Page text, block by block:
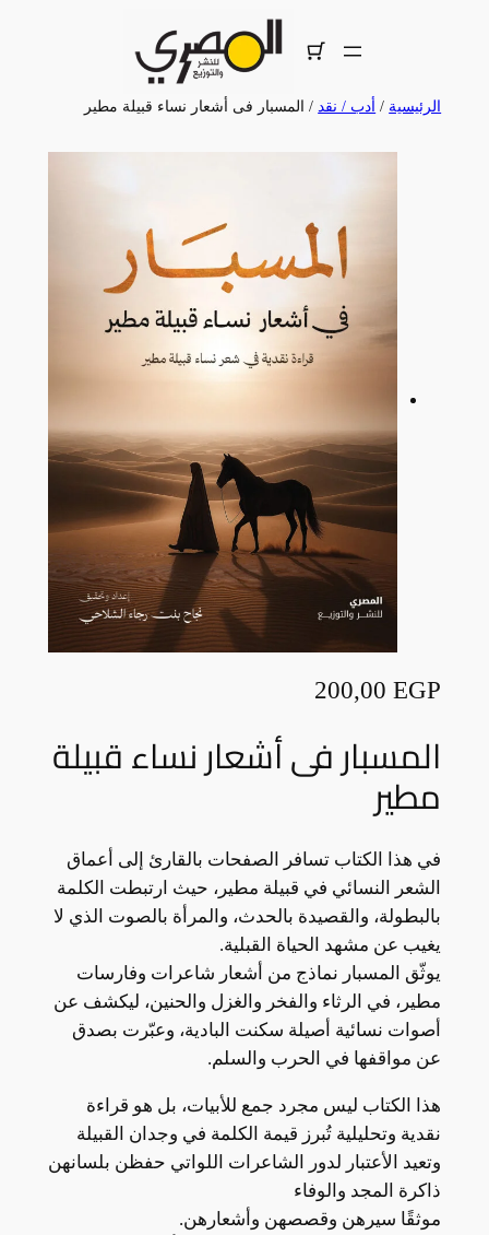
الرئيسية / أدب / نقد / المسبار فى أشعار نساء قبيلة مطير
200,00EGP
المسبار فى أشعار نساء قبيلة
مطير
في هذا الكتاب تسافر الصفحات بالقارئ إلى أعماق
الشعر النسائي في قبيلة مطير، حيث ارتبطت الكلمة
بالبطولة، والقصيدة بالحدث، والمرأة بالصوت الذي لا
يغيب عن مشهد الحياة القبلية.
يوثّق المسبار نماذج من أشعار شاعرات وفارسات
مطير، في الرثاء والفخر والغزل والحنين، ليكشف عن
أصوات نسائية أصيلة سكنت البادية، وعبّرت بصدق
عن مواقفها في الحرب والسلم.
هذا الكتاب ليس مجرد جمع للأبيات، بل هو قراءة
نقدية وتحليلية تُبرز قيمة الكلمة في وجدان القبيلة
وتعيد الأعتبار لدور الشاعرات اللواتي حفظن بلسانهن
ذاكرة المجد والوفاء
موثقًا سيرهن وقصصهن وأشعارهن.